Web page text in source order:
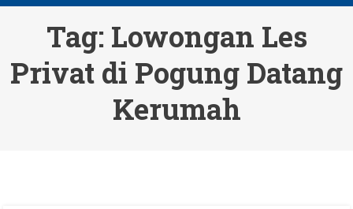
Tag: Lowongan Les
Privat di Pogung Datang
Kerumah